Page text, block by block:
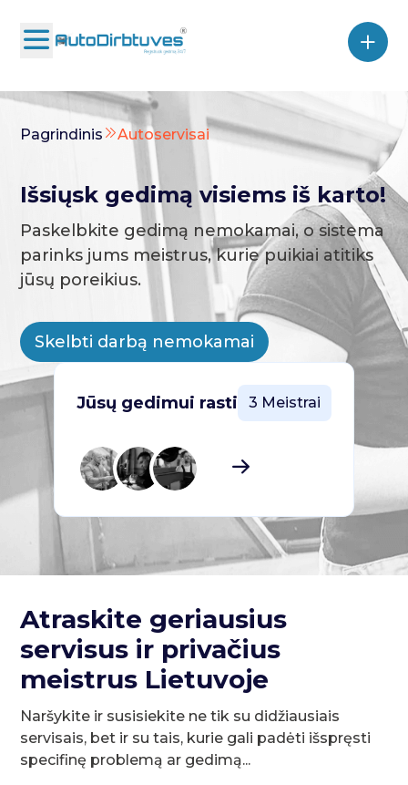
Pagrindinis Autoservisai
Išsiųsk gedimą visiems iš karto!
Paskelbkite gedimą nemokamai, o sistema
parinks jums meistrus, kurie puikiai atitiks
jūsų poreikius.
Skelbti darbą nemokamai
Jūsų gedimui rasti 3 Meistrai
Atraskite geriausius
servisus ir privačius
meistrus Lietuvoje
Naršykite ir susisiekite ne tik su didžiausiais
servisais, bet ir su tais, kurie gali padėti išspręsti
specifinę problemą ar gedimą...